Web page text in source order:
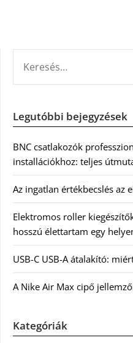
Legutóbbi bejegyzések
BNC csatlakozók
installációkhoz: teljes
Az ingatlan értékbecslés az
Elektromos roller
hosszú élettartam egy
USB-C USB-A átalakító:
A Nike Air Max cipő
Kategóriák